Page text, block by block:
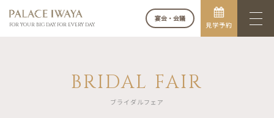
FOR YOUR BIG DAY. FOR EVERY DAY.
宴会・会議
見学予約
BRIDAL FAIR
ブライダルフェア